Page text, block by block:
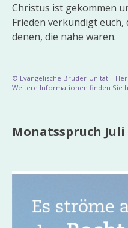
Christus ist gekommen
Frieden verkündigt
denen, die nahe waren.
© Evangelische Brüder-Unität –
Weitere Informationen finden Sie
Monatsspruch Juli